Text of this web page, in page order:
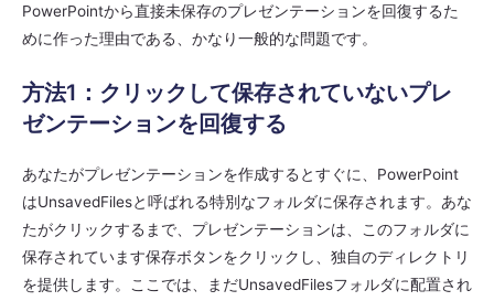
PowerPointから直接未保存のプレゼンテーションを回復するた
めに作った理由である、かなり一般的な問題です。
方法1：クリックして保存されていないプレ
ゼンテーションを回復する
あなたがプレゼンテーションを作成するとすぐに、PowerPoint
はUnsavedFilesと呼ばれる特別なフォルダに保存されます。あな
たがクリックするまで、プレゼンテーションは、このフォルダに
保存されています保存ボタンをクリックし、独自のディレクトリ
を提供します。ここでは、まだUnsavedFilesフォルダに配置され